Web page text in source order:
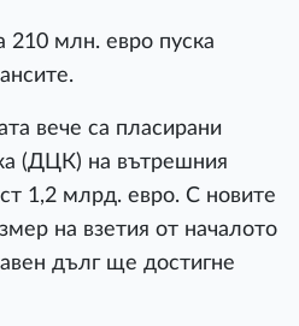
210 млн. евро пуска
вече са пласирани
(ДЦК) на вътрешния
1,2 млрд. евро. С новите
на взетия от началото
дълг ще достигне